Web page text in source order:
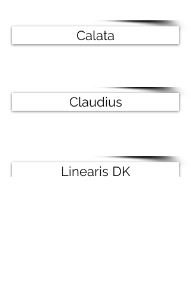
Calata
Claudius
Linearis DK